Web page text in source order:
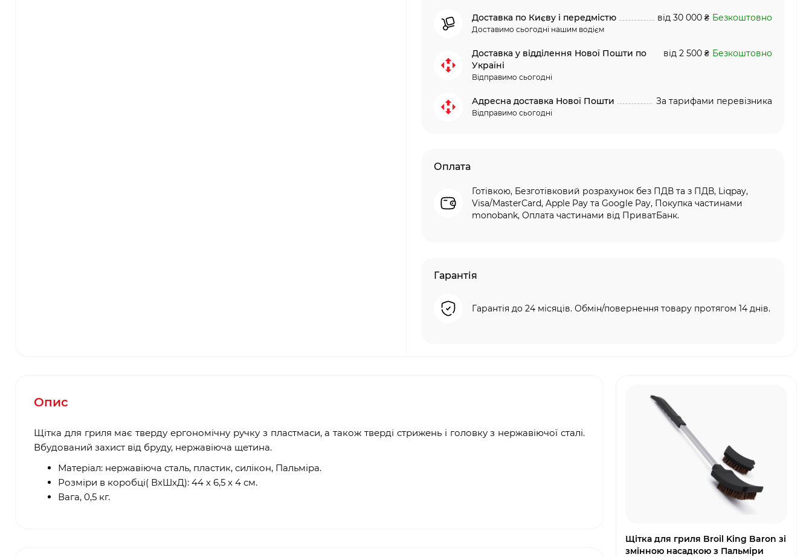
Доставка по Києву і передмістю
Доставимо сьогодні нашим водієм
від 30 000 ₴ Безкоштовно
Доставка у відділення Нової Пошти по
Україні
Відправимо сьогодні
від 2 500 ₴ Безкоштовно
Адресна доставка Нової Пошти
Відправимо сьогодні
За тарифами перевізника
Оплата
Готівкою, Безготівковий розрахунок без ПДВ та з ПДВ, Liqpay,
Visa/MasterCard, Apple Pay та Google Pay, Покупка частинами
monobank, Оплата частинами від ПриватБанк.
Гарантія
Гарантія до 24 місяців. Обмін/повернення товару протягом 14 днів.
Опис
Щітка для гриля має тверду ергономічну ручку з пластмаси, а також тверді стрижень і головку з нержавіючої сталі.
Вбудований захист від бруду, нержавіюча щетина.
Матеріал: нержавіюча сталь, пластик, силікон, Пальміра.
Розміри в коробці( ВхШхД): 44 х 6,5 х 4 см.
Вага, 0,5 кг.
Щітка для гриля Broil King Baron зі
змінною насадкою з Пальміри